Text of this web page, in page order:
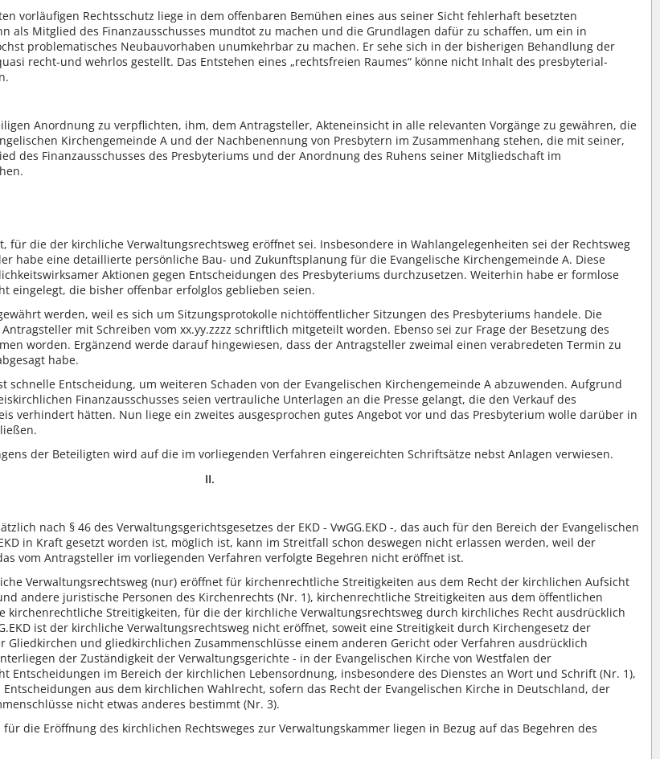
vorläufigen Rechtsschutz liege in dem offenbaren Bemühen eines aus seiner Sicht fehlerhaft besetzten
als Mitglied des Finanzausschusses mundtot zu machen und die Grundlagen dafür zu schaffen, um ein in
problematisches Neubauvorhaben unumkehrbar zu machen. Er sehe sich in der bisherigen Behandlung der
recht-und wehrlos gestellt. Das Entstehen eines „rechtsfreien Raumes“ könne nicht Inhalt des presbyterial-
Anordnung zu verpflichten, ihm, dem Antragsteller, Akteneinsicht in alle relevanten Vorgänge zu gewähren, die
Kirchengemeinde A und der Nachbenennung von Presbytern im Zusammenhang stehen, die mit seiner,
des Finanzausschusses des Presbyteriums und der Anordnung des Ruhens seiner Mitgliedschaft im
für die der kirchliche Verwaltungsrechtsweg eröffnet sei. Insbesondere in Wahlangelegenheiten sei der Rechtsweg
habe eine detaillierte persönliche Bau- und Zukunftsplanung für die Evangelische Kirchengemeinde A. Diese
Aktionen gegen Entscheidungen des Presbyteriums durchzusetzen. Weiterhin habe er formlose
eingelegt, die bisher offenbar erfolglos geblieben seien.
werden, weil es sich um Sitzungsprotokolle nichtöffentlicher Sitzungen des Presbyteriums handele. Die
mit Schreiben vom xx.yy.zzzz schriftlich mitgeteilt worden. Ebenso sei zur Frage der Besetzung des
worden. Ergänzend werde darauf hingewiesen, dass der Antragsteller zweimal einen verabredeten Termin zu
habe.
schnelle Entscheidung, um weiteren Schaden von der Evangelischen Kirchengemeinde A abzuwenden. Aufgrund
Finanzausschusses seien vertrauliche Unterlagen an die Presse gelangt, die den Verkauf des
verhindert hätten. Nun liege ein zweites ausgesprochen gutes Angebot vor und das Presbyterium wolle darüber in
der Beteiligten wird auf die im vorliegenden Verfahren eingereichten Schriftsätze nebst Anlagen verwiesen.
II.
nach § 46 des Verwaltungsgerichtsgesetzes der EKD - VwGG.EKD -, das auch für den Bereich der Evangelischen
in Kraft gesetzt worden ist, möglich ist, kann im Streitfall schon deswegen nicht erlassen werden, weil der
vom Antragsteller im vorliegenden Verfahren verfolgte Begehren nicht eröffnet ist.
Verwaltungsrechtsweg (nur) eröffnet für kirchenrechtliche Streitigkeiten aus dem Recht der kirchlichen Aufsicht
andere juristische Personen des Kirchenrechts (Nr. 1), kirchenrechtliche Streitigkeiten aus dem öffentlichen
kirchenrechtliche Streitigkeiten, für die der kirchliche Verwaltungsrechtsweg durch kirchliches Recht ausdrücklich
ist der kirchliche Verwaltungsrechtsweg nicht eröffnet, soweit eine Streitigkeit durch Kirchengesetz der
Gliedkirchen und gliedkirchlichen Zusammenschlüsse einem anderen Gericht oder Verfahren ausdrücklich
der Zuständigkeit der Verwaltungsgerichte - in der Evangelischen Kirche von Westfalen der
Entscheidungen im Bereich der kirchlichen Lebensordnung, insbesondere des Dienstes an Wort und Schrift (Nr. 1),
aus dem kirchlichen Wahlrecht, sofern das Recht der Evangelischen Kirche in Deutschland, der
nicht etwas anderes bestimmt (Nr. 3).
die Eröffnung des kirchlichen Rechtsweges zur Verwaltungskammer liegen in Bezug auf das Begehren des